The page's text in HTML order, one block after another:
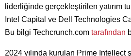
liderliğinde gerçekleştirilen yatırım
Intel Capital ve Dell Technologies
Bu bilgi Techcrunch.com tarafından
2024 yılında kurulan Prime Intellect